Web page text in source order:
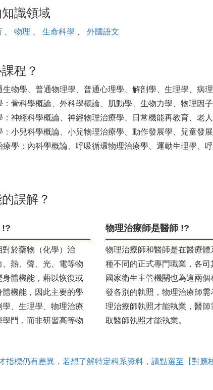
識領域
、 物理 、 生命科學 、 外國語文
程？
生物學、普通物理學、普通心理學、解剖學、生理學、病
：骨科學概論、外科學概論、肌動學、生物力學、物理因
神經科學概論、神經物理治療學、日常機能再教育、老
：小兒科學概論、小兒物理治療學、動作發展學、兒童發展
療學：內科學概論、呼吸循環物理治療學、運動生理學、
誤解？
!?
對於藥物（化學）治
熱、聲、光、電等物
身體機能，藉以恢復或
機能，因此主要的學
學、生理學、物理治療
門，而非研習高等物
物理治療師是醫師 !?
物理治療師和醫師是在醫療體
種不同的正式專門職業，各司
國家衛生主管機關也為這兩個
發各別的執照，物理治療師需
理治療師執照才能執業，醫師
取醫師執照才能執業。
指標仍有差異，若想了解特定科系資料，請點選至【對應